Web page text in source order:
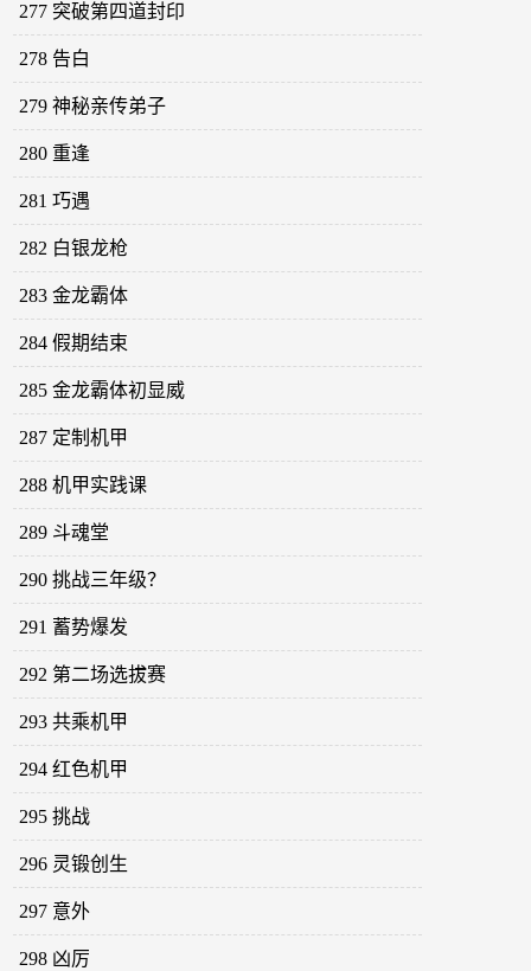
277 突破第四道封印
278 告白
279 神秘亲传弟子
280 重逢
281 巧遇
282 白银龙枪
283 金龙霸体
284 假期结束
285 金龙霸体初显威
287 定制机甲
288 机甲实践课
289 斗魂堂
290 挑战三年级？
291 蓄势爆发
292 第二场选拔赛
293 共乘机甲
294 红色机甲
295 挑战
296 灵锻创生
297 意外
298 凶厉